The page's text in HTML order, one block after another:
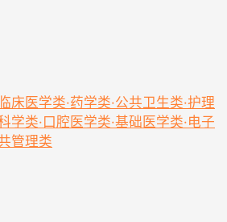
床医学类·药学类·公共卫生类·护理
学类·口腔医学类·基础医学类·电子
管理类